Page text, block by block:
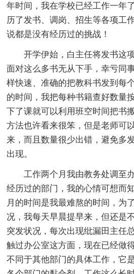
年时间，我在学校已经工作一年
历了发书、调岗、招生等各项工
说都是没有经历过的挑战！
开学伊始，白主任将发书这
面对这么多书无从下手，幸亏同
样快速、准确的把教科书发到每
的时间，我把每种书籍查好数量
下了课就可以利用班空时间把书
方法也许看来很笨，但是老师可
来，而且数量很少出错，避免多
出现。
工作两个月我由教务处调至
经历过的部门，我的心情可想而
月的时间是我最难熬的时间，为
况，我每天早晨提早来，但还是
突发状况，每次出现纰漏田主任
触过办公室这方面，现在已经做
不同于其他部门的具体工作，它